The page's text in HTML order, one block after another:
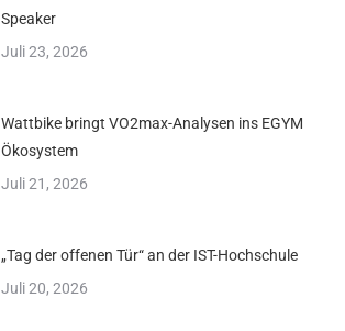
Speaker
Juli 23, 2026
Wattbike bringt VO2max-Analysen ins EGYM
Ökosystem
Juli 21, 2026
„Tag der offenen Tür“ an der IST-Hochschule
Juli 20, 2026